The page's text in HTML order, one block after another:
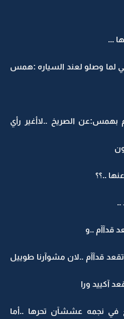
...
وصلو لعند السياره :همس
بهمس:عن الصريخ ..لاأغير رأي
..؟؟
..
قدآآم ..و
قدآآم ..لان مشوآرنا طوييل
آكييد ورا
في نجمه عششآن تحرها ..أما